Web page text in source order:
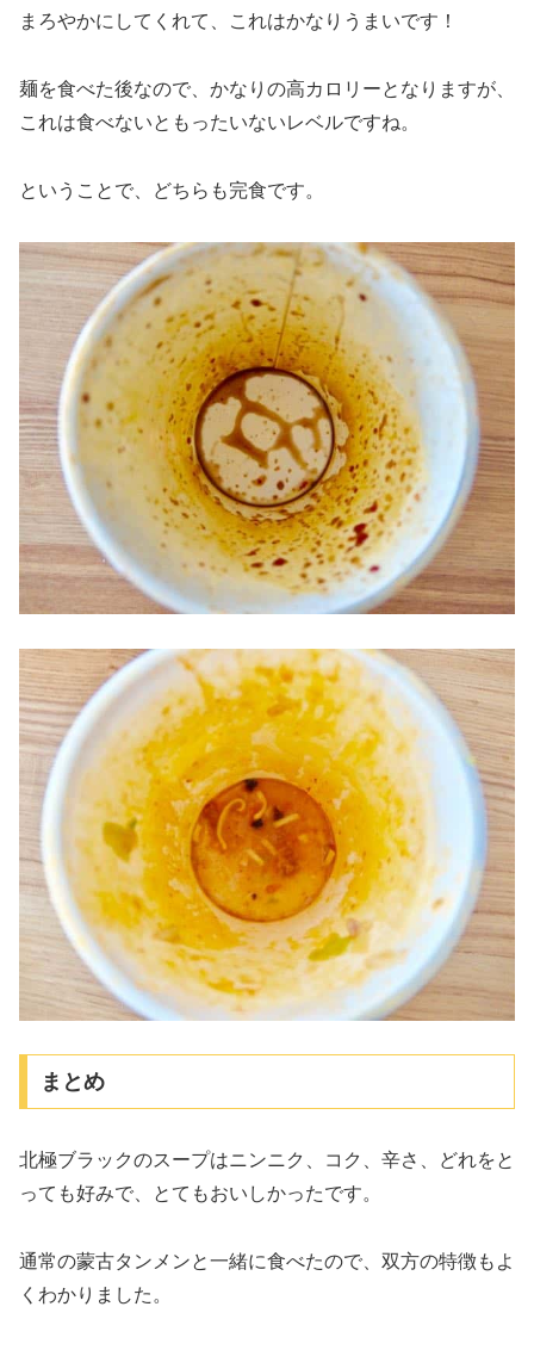
まろやかにしてくれて、これはかなりうまいです！
麺を食べた後なので、かなりの高カロリーとなりますが、
これは食べないともったいないレベルですね。
ということで、どちらも完食です。
まとめ
北極ブラックのスープはニンニク、コク、辛さ、どれをと
っても好みで、とてもおいしかったです。
通常の蒙古タンメンと一緒に食べたので、双方の特徴もよ
くわかりました。